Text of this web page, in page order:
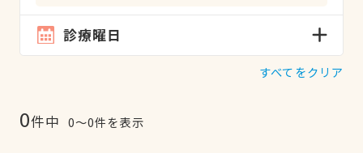
診療曜日
すべてをクリア
0件中 0〜0件を表示